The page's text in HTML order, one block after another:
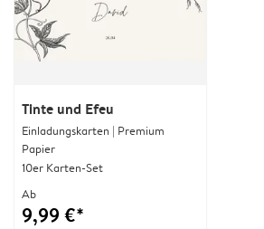
Tinte und Efeu
Einladungskarten | Premium
Papier
10er Karten-Set
Ab
9,99 €*